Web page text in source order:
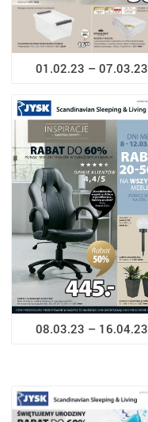
01.02.23 – 07.03.23
08.03.23 – 16.04.23